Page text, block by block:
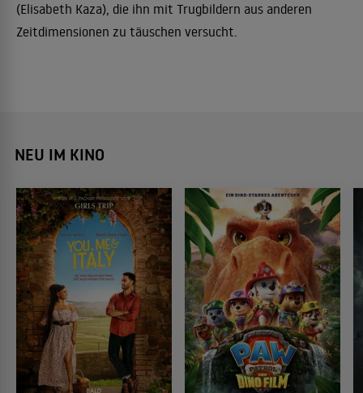
(Elisabeth Kaza), die ihn mit Trugbildern aus anderen
Zeitdimensionen zu täuschen versucht.
NEU IM KINO